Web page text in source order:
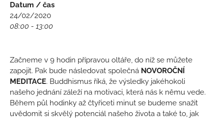
Datum / čas
24/02/2020
08:00 - 13:00
Začneme v 9 hodin přípravou oltáře, do níž se můžete
zapojit. Pak bude následovat společná NOVOROČNÍ
MEDITACE. Buddhismus říká, že výsledky jakéhokoli
našeho jednání záleží na motivaci, která nás k němu vede.
Během půl hodinky až čtyřiceti minut se budeme snažit
uvědomit si skvělý potenciál našeho života a také to, jak